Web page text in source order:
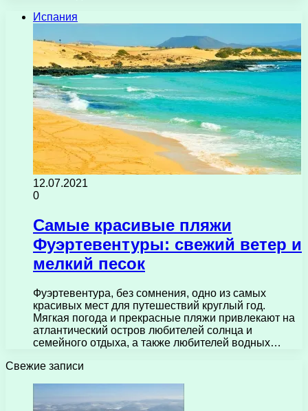
Испания
12.07.2021
0
Самые красивые пляжи
Фуэртевентуры: свежий ветер и
мелкий песок
Фуэртевентура, без сомнения, одно из самых
красивых мест для путешествий круглый год.
Мягкая погода и прекрасные пляжи привлекают на
атлантический остров любителей солнца и
семейного отдыха, а также любителей водных…
Свежие записи